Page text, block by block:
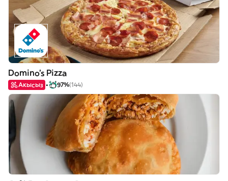
Domino's Pizza
Акысыз 97%(144)